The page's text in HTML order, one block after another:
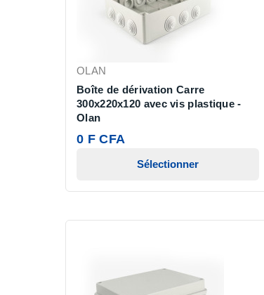
OLAN
Boîte de dérivation Carre
300x220x120 avec vis plastique -
Olan
0 F CFA
Sélectionner